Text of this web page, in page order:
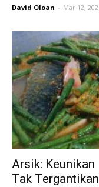
David Oloan - Mar 12,
Arsik: Keunikan
Tak Tergantikan